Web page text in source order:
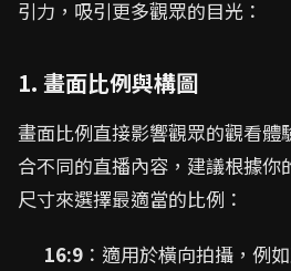
引力，吸引更多觀眾的目光：
1. 畫面比例與構圖
畫面比例直接影響觀眾的觀看體
合不同的直播內容，建議根據你
尺寸來選擇最適當的比例：
16:9 ：適用於橫向拍攝，例